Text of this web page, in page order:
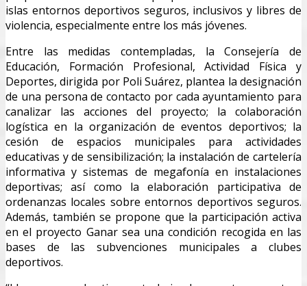
islas entornos deportivos seguros, inclusivos y libres de
violencia, especialmente entre los más jóvenes.
Entre las medidas contempladas, la Consejería de
Educación, Formación Profesional, Actividad Física y
Deportes, dirigida por Poli Suárez, plantea la designación
de una persona de contacto por cada ayuntamiento para
canalizar las acciones del proyecto; la colaboración
logística en la organización de eventos deportivos; la
cesión de espacios municipales para actividades
educativas y de sensibilización; la instalación de cartelería
informativa y sistemas de megafonía en instalaciones
deportivas; así como la elaboración participativa de
ordenanzas locales sobre entornos deportivos seguros.
Además, también se propone que la participación activa
en el proyecto Ganar sea una condición recogida en las
bases de las subvenciones municipales a clubes
deportivos.